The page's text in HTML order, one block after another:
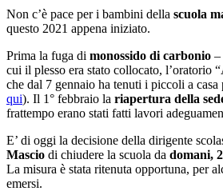
Non c’è pace per i bambini della scuola
questo 2021 appena iniziato.
Prima la fuga di monossido di carbonio –
cui il plesso era stato collocato, l’oratorio
che dal 7 gennaio ha tenuti i piccoli a casa
qui). Il 1° febbraio la riapertura della
frattempo erano stati fatti lavori
E’ di oggi la decisione della dirigente
Mascio di chiudere la scuola da domani,
La misura è stata ritenuta opportuna, per
emersi.